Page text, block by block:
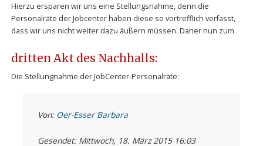
Hierzu ersparen wir uns eine Stellungsnahme, denn die
Personalräte der Jobcenter haben diese so vortrefflich verfasst,
dass wir uns nicht weiter dazu äußern müssen. Daher nun zum
dritten Akt des Nachhalls:
Die Stellungnahme der JobCenter-Personalräte:
Von: Oer-Esser Barbara
Gesendet: Mittwoch, 18. März 2015 16:03